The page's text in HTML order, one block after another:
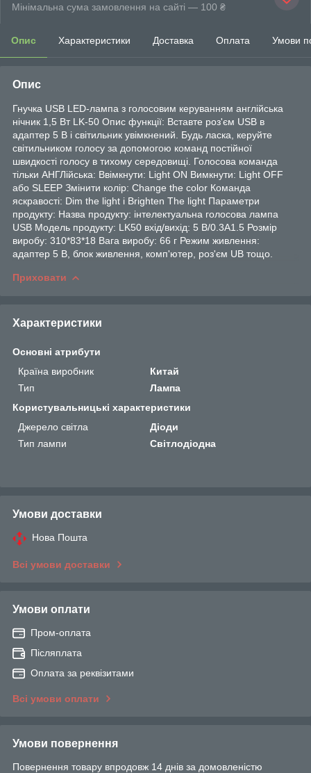
Мінімальна сума замовлення на сайті — 100 ₴
Опис Характеристики Доставка Оплата Умови
Опис
Гнучка USB LED-лампа з голосовим керуванням англійська
нічник 1,5 Вт LK-50 Опис функції: Вставте роз'єм USB в
адаптер 5 В і світильник увімкнений. Будь ласка, керуйте
світильником голосу за допомогою команд постійної
швидкості голосу в тихому середовищі. Голосова команда
тільки АНГЛійська: Ввімкнути: Light ON Вимкнути: Light OFF
або SLEEP Змінити колір: Change the color Команда
яскравості: Dim the light і Brighten The light Параметри
продукту: Назва продукту: інтелектуальна голосова лампа
USB Модель продукту: LK50 вхід/вихід: 5 В/0.3A1.5 Розмір
виробу: 310*83*18 Вага виробу: 66 г Режим живлення:
адаптер 5 В, блок живлення, комп'ютер, роз'єм UB тощо.
Приховати
Характеристики
Основні атрибути
Країна виробник
Китай
Тип
Лампа
Користувальницькі характеристики
Джерело світла
Діоди
Тип лампи
Світлодіодна
Умови доставки
Нова Пошта
Всі умови доставки
Умови оплати
Пром-оплата
Післяплата
Оплата за реквізитами
Всі умови оплати
Умови повернення
Повернення товару впродовж 14 днів за домовленістю